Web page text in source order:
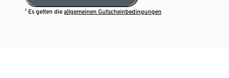
¹ Es gelten dieallgemeinen Gutscheinbedingungen